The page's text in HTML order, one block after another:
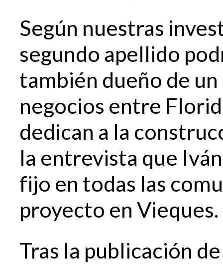
Según nuestras
segundo apellido
también dueño de
negocios entre
dedican a la
la entrevista que
fijo en todas las
proyecto en Vieques.
Tras la publicación